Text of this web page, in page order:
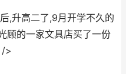
,升高二了,9月开学不久的
顾的一家文具店买了一份
/>